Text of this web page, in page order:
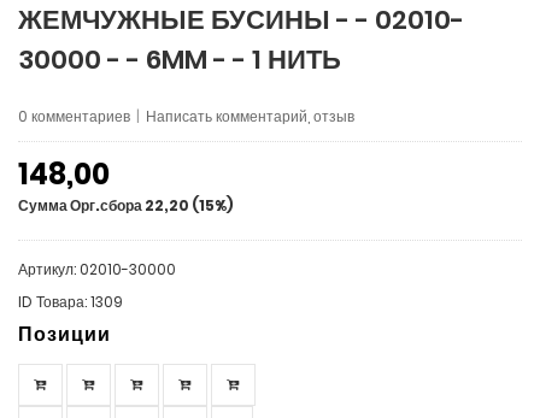
ЖЕМЧУЖНЫЕ БУСИНЫ - - 02010-
30000 - - 6MM - - 1 НИТЬ
0 комментариев | Написать комментарий, отзыв
148,00
Сумма Орг.сбора 22,20 (15%)
Артикул: 02010-30000
ID Товара: 1309
Позиции